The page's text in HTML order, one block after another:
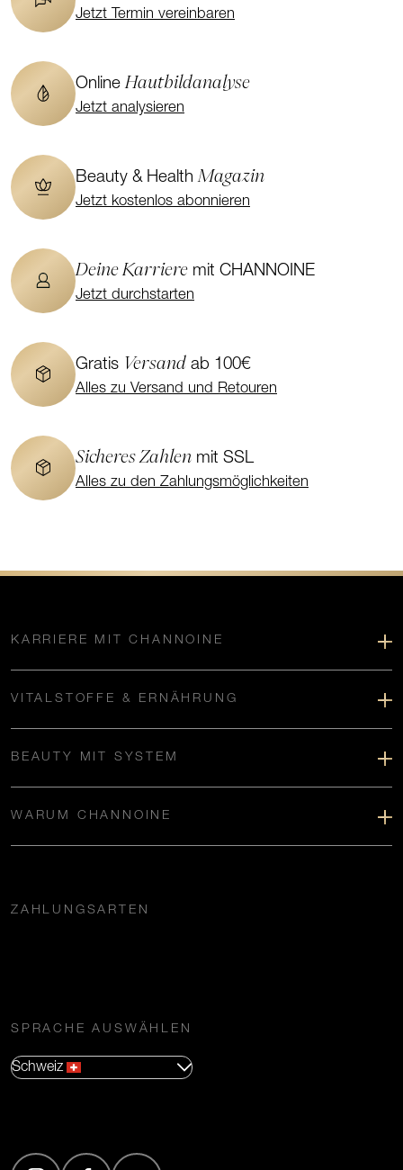
Jetzt Termin vereinbaren
OnlineHautbildanalyse
Jetzt analysieren
Beauty & HealthMagazin
Jetzt kostenlos abonnieren
Deine Karriere mit CHANNOINE
Jetzt durchstarten
Gratis Versand ab 100€
Alles zu Versand und Retouren
Sicheres Zahlen mit SSL
Alles zu den Zahlungsmöglichkeiten
KARRIERE MIT CHANNOINE
VITALSTOFFE & ERNÄHRUNG
BEAUTY MIT SYSTEM
WARUM CHANNOINE
ZAHLUNGSARTEN
SPRACHE AUSWÄHLEN
Schweiz